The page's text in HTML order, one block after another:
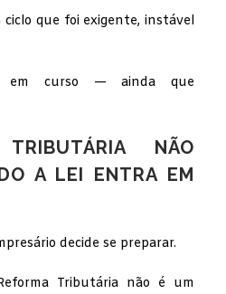
ciclo que foi exigente, instável
em curso — ainda que
NÃO
A LEI ENTRA EM
decide se preparar.
Tributária não é um